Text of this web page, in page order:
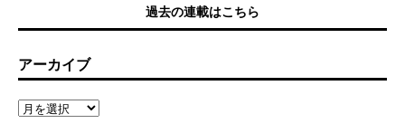
過去の連載はこちら
アーカイブ